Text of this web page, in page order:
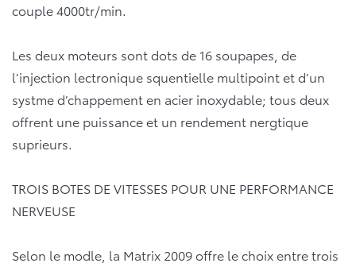
couple 4000tr/min.
Les deux moteurs sont dots de 16 soupapes, de
l’injection lectronique squentielle multipoint et d’un
systme d’chappement en acier inoxydable; tous deux
offrent une puissance et un rendement nergtique
suprieurs.
TROIS BOTES DE VITESSES POUR UNE PERFORMANCE
NERVEUSE
Selon le modle, la Matrix 2009 offre le choix entre trois